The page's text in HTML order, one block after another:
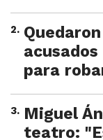
2.
para
3. Miguel
teatro: